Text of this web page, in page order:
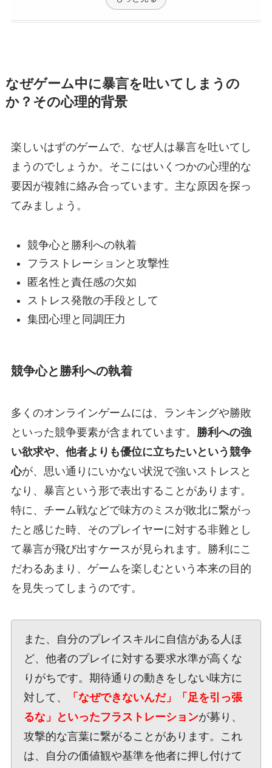
なぜゲーム中に暴言を吐いてしまうの
か？その心理的背景
楽しいはずのゲームで、なぜ人は暴言を吐いてし
まうのでしょうか。そこにはいくつかの心理的な
要因が複雑に絡み合っています。主な原因を探っ
てみましょう。
競争心と勝利への執着
フラストレーションと攻撃性
匿名性と責任感の欠如
ストレス発散の手段として
集団心理と同調圧力
競争心と勝利への執着
多くのオンラインゲームには、ランキングや勝敗
といった競争要素が含まれています。 勝利への強
い欲求や、他者よりも優位に立ちたいという競争
心が、思い通りにいかない状況で強いストレスと
なり、暴言という形で表出することがあります。
特に、チーム戦などで味方のミスが敗北に繋がっ
たと感じた時、そのプレイヤーに対する非難とし
て暴言が飛び出すケースが見られます。勝利にこ
だわるあまり、ゲームを楽しむという本来の目的
を見失ってしまうのです。
また、自分のプレイスキルに自信がある人ほ
ど、他者のプレイに対する要求水準が高くな
りがちです。期待通りの動きをしない味方に
対して、
「なぜできないんだ」「足を引っ張
るな」といったフラストレーションが募り、
攻撃的な言葉に繋がることがあります。これ
は、自分の価値観や基準を他者に押し付けて